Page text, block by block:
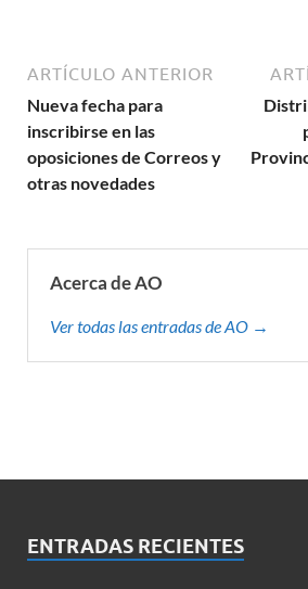
ARTÍCULO ANTERIOR
Nueva fecha para
inscribirse en las
oposiciones de Correos y
otras novedades
Acerca de AO
Ver todas las entradas de AO →
ENTRADAS RECIENTES